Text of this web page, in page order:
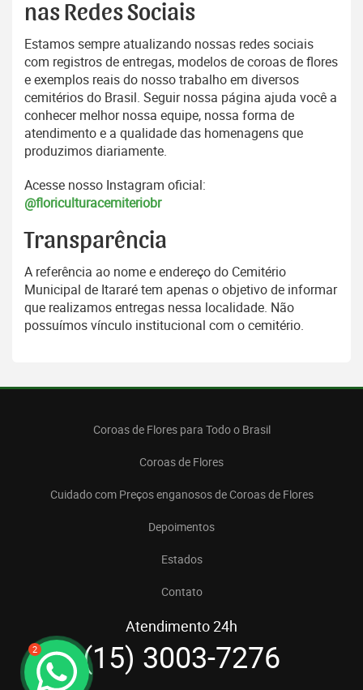
2
nas Redes Sociais
Estamos sempre atualizando nossas redes sociais
com registros de entregas, modelos de coroas de flores
e exemplos reais do nosso trabalho em diversos
cemitérios do Brasil. Seguir nossa página ajuda você a
conhecer melhor nossa equipe, nossa forma de
atendimento e a qualidade das homenagens que
produzimos diariamente.
Acesse nosso Instagram oficial:
@floriculturacemiteriobr
Transparência
A referência ao nome e endereço do Cemitério
Municipal de Itararé tem apenas o objetivo de informar
que realizamos entregas nessa localidade. Não
possuímos vínculo institucional com o cemitério.
Coroas de Flores para Todo o Brasil
Coroas de Flores
Cuidado com Preços enganosos de Coroas de Flores
Depoimentos
Estados
Contato
Atendimento 24h
(15) 3003-7276